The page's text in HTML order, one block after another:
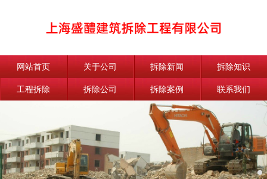
网站首页 关于公司 拆除新闻 拆除知识
工程拆除 拆除公司 拆除案例 联系我们